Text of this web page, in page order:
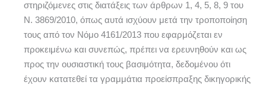
στηριζόμενες στις διατάξεις των άρθρων 1, 4, 5, 8, 9 του
Ν. 3869/2010, όπως αυτά ισχύουν μετά την τροποποίηση
τους από τον Νόμο 4161/2013 που εφαρμόζεται εν
προκειμένω και συνεπώς, πρέπει να ερευνηθούν και ως
προς την ουσιαστική τους βασιμότητα, δεδομένου ότι
έχουν κατατεθεί τα γραμμάτια προείσπραξης δικηγορικής